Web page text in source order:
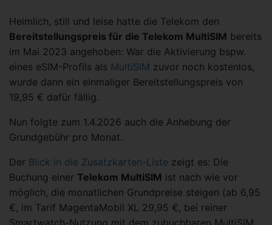
Heimlich, still und leise hatte die Telekom den
Bereitstellungspreis für die Telekom MultiSIM bereits
im Mai 2023 angehoben: War die Aktivierung bspw.
eines eSIM-Profils als MultiSIM zuvor noch kostenlos,
wurde dann ein einmaliger Bereitstellungspreis von
19,95 € dafür fällig.
Nun folgte zum 1.4.2026 auch die Anhebung der
Grundgebühr pro Monat.
Der Blick in die Zusatzkarten-Liste zeigt es: Die
Buchung einer Telekom MultiSIM ist nach wie vor
möglich, die monatlichen Grundpreise steigen (ab 6,95
€, im Tarif MagentaMobil XL 29,95 €, bei reiner
Smartwatch-Nutzung mit dem zubuchbaren MultiSIM